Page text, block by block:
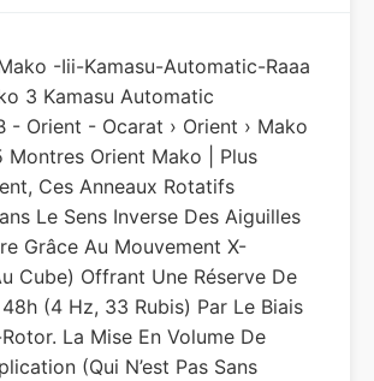
-iii-Kamasu-Automatic-Raaa
3 Kamasu Automatic
- Orient - Ocarat › Orient › Mako
Orient Mako | Plus
Ces Anneaux Rotatifs
Le Sens Inverse Des Aiguilles
Grâce Au Mouvement X-
Cube) Offrant Une Réserve De
(4 Hz, 33 Rubis) Par Le Biais
La Mise En Volume De
(qui N’est Pas Sans